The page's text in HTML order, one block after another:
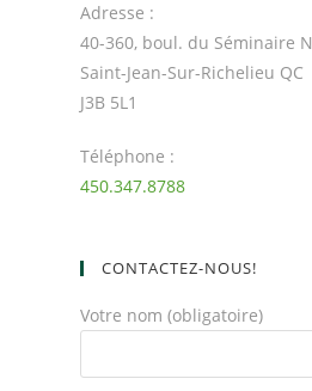
Adresse :
40-360, boul. du Séminaire N
Saint-Jean-Sur-Richelieu QC
J3B 5L1
Téléphone :
450.347.8788
CONTACTEZ-NOUS!
Votre nom (obligatoire)